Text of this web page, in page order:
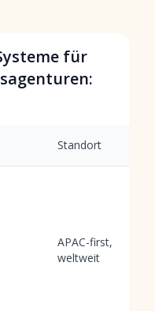
für
Standort
APAC-first,
weltweit